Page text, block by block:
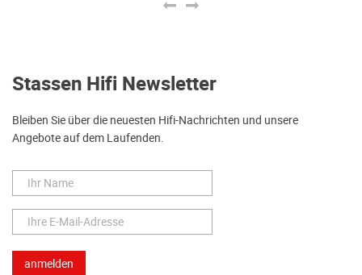
Stassen Hifi Newsletter
Bleiben Sie über die neuesten Hifi-Nachrichten und unsere
Angebote auf dem Laufenden.